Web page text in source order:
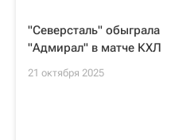
"Северсталь" обыграла
"Адмирал" в матче КХЛ
21 октября 2025